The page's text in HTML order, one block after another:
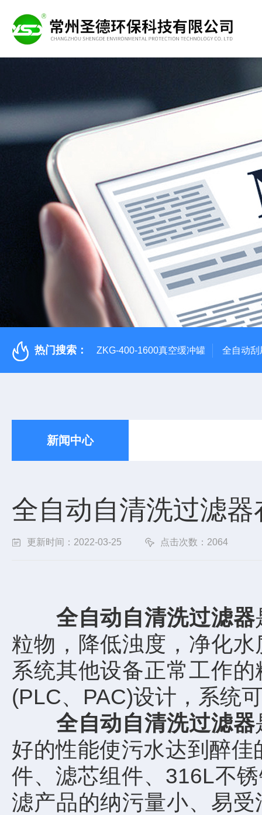
热门搜索： ZKG-400-1600真空缓冲罐 全自动刮
新闻中心
全自动自清洗过滤
更新时间：2022-03-25 点击次数：2064
全自动自清洗过滤器
粒物，降低浊度，净化
系统其他设备正常工作
(PLC、PAC)设计，系统
全自动自清洗过滤器
好的性能使污水达到醉
件、滤芯组件、316L不
滤产品的纳污量小、易